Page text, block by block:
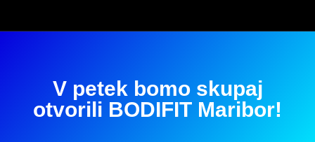
V petek bomo skupaj
otvorili BODIFIT Maribor!